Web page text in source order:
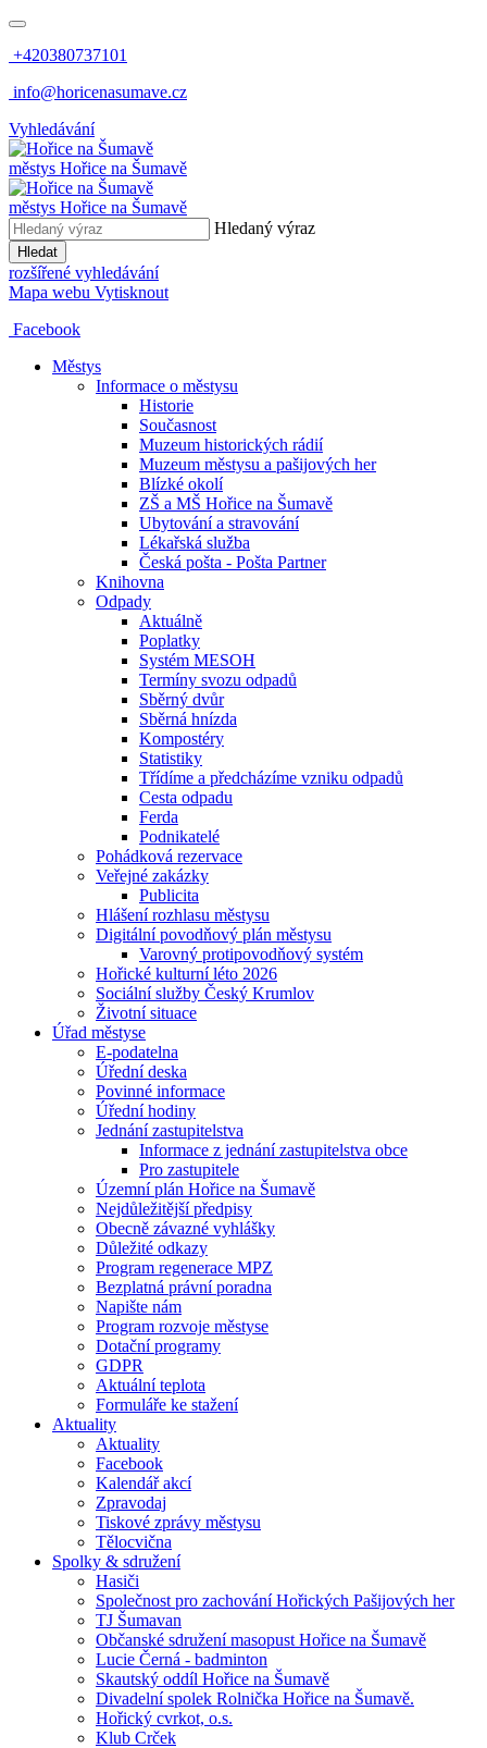
+420380737101
info@horicenasumave.cz
Vyhledávání
městys Hořice na Šumavě
městys Hořice na Šumavě
Hledaný výraz
Hledat
rozšířené vyhledávání
Mapa webu Vytisknout
Facebook
Městys
Informace o městysu
Historie
Současnost
Muzeum historických rádií
Muzeum městysu a pašijových her
Blízké okolí
ZŠ a MŠ Hořice na Šumavě
Ubytování a stravování
Lékařská služba
Česká pošta - Pošta Partner
Knihovna
Odpady
Aktuálně
Poplatky
Systém MESOH
Termíny svozu odpadů
Sběrný dvůr
Sběrná hnízda
Kompostéry
Statistiky
Třídíme a předcházíme vzniku odpadů
Cesta odpadu
Ferda
Podnikatelé
Pohádková rezervace
Veřejné zakázky
Publicita
Hlášení rozhlasu městysu
Digitální povodňový plán městysu
Varovný protipovodňový systém
Hořické kulturní léto 2026
Sociální služby Český Krumlov
Životní situace
Úřad městyse
E-podatelna
Úřední deska
Povinné informace
Úřední hodiny
Jednání zastupitelstva
Informace z jednání zastupitelstva obce
Pro zastupitele
Územní plán Hořice na Šumavě
Nejdůležitější předpisy
Obecně závazné vyhlášky
Důležité odkazy
Program regenerace MPZ
Bezplatná právní poradna
Napište nám
Program rozvoje městyse
Dotační programy
GDPR
Aktuální teplota
Formuláře ke stažení
Aktuality
Aktuality
Facebook
Kalendář akcí
Zpravodaj
Tiskové zprávy městysu
Tělocvična
Spolky & sdružení
Hasiči
Společnost pro zachování Hořických Pašijových her
TJ Šumavan
Občanské sdružení masopust Hořice na Šumavě
Lucie Černá - badminton
Skautský oddíl Hořice na Šumavě
Divadelní spolek Rolnička Hořice na Šumavě.
Hořický cvrkot, o.s.
Klub Crček